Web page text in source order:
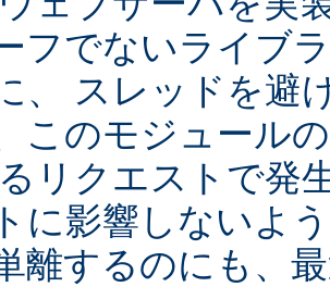
フでないライブ
、 スレッドを避
このモジュール
リクエストで発
に影響しないよ
離するのにも、